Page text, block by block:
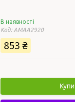
В наявності
Код: AMAA2920
853 ₴